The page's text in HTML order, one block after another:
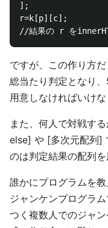
];
r=k[p][c];
ですが、この作り方
総当たり判定となり
用意しなければいけな
また、何人で対戦す
else] や [多次元配列]
のは判定結果の配列
誰かにプログラムを
ジャンケンプログラ
つく複数人でのジャ